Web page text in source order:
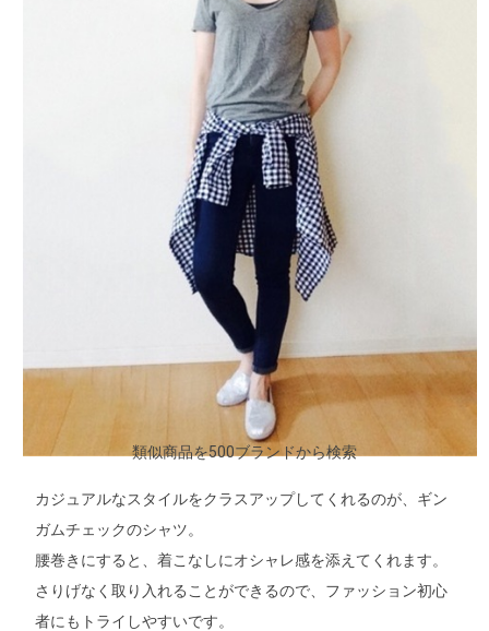
類似商品を500ブランドから検索
カジュアルなスタイルをクラスアップしてくれるのが、ギン
ガムチェックのシャツ。
腰巻きにすると、着こなしにオシャレ感を添えてくれます。
さりげなく取り入れることができるので、ファッション初心
者にもトライしやすいです。